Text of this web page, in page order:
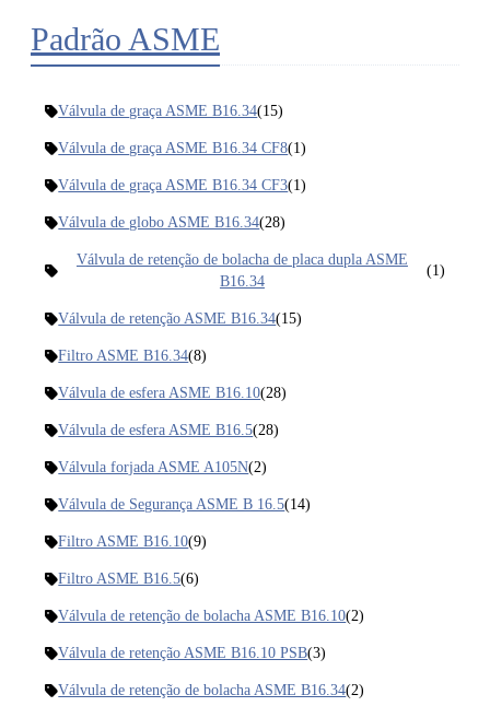
Padrão ASME
Válvula de graça ASME B16.34(15)
Válvula de graça ASME B16.34 CF8(1)
Válvula de graça ASME B16.34 CF3(1)
Válvula de globo ASME B16.34(28)
Válvula de retenção de bolacha de placa dupla ASME
B16.34
(1)
Válvula de retenção ASME B16.34(15)
Filtro ASME B16.34(8)
Válvula de esfera ASME B16.10(28)
Válvula de esfera ASME B16.5(28)
Válvula forjada ASME A105N(2)
Válvula de Segurança ASME B 16.5(14)
Filtro ASME B16.10(9)
Filtro ASME B16.5(6)
Válvula de retenção de bolacha ASME B16.10(2)
Válvula de retenção ASME B16.10 PSB(3)
Válvula de retenção de bolacha ASME B16.34(2)